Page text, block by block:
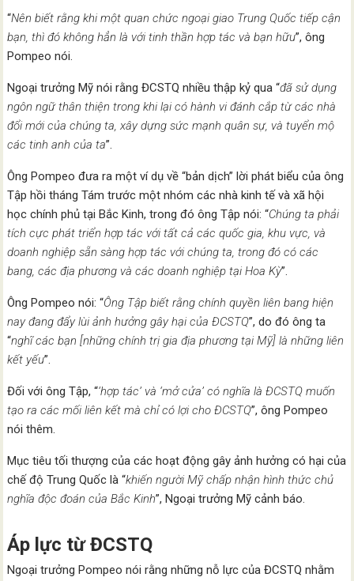
“Nên biết rằng khi một quan chức ngoại giao Trung Quốc tiếp cận
bạn, thì đó không hẳn là với tinh thần hợp tác và bạn hữu”, ông
Pompeo nói.
Ngoại trưởng Mỹ nói rằng ĐCSTQ nhiều thập kỷ qua “đã sử dụng
ngôn ngữ thân thiện trong khi lại có hành vi đánh cắp từ các nhà
đổi mới của chúng ta, xây dựng sức mạnh quân sự, và tuyển mộ
các tinh anh của ta”.
Ông Pompeo đưa ra một ví dụ về “bản dịch” lời phát biểu của ông
Tập hồi tháng Tám trước một nhóm các nhà kinh tế và xã hội
học chính phủ tại Bắc Kinh, trong đó ông Tập nói: “Chúng ta phải
tích cực phát triển hợp tác với tất cả các quốc gia, khu vực, và
doanh nghiệp sẵn sàng hợp tác với chúng ta, trong đó có các
bang, các địa phương và các doanh nghiệp tại Hoa Kỳ”.
Ông Pompeo nói: “Ông Tập biết rằng chính quyền liên bang hiện
nay đang đẩy lùi ảnh hưởng gây hại của ĐCSTQ”, do đó ông ta
“nghĩ các bạn [những chính trị gia địa phương tại Mỹ] là những liên
kết yếu”.
Đối với ông Tập, “‘hợp tác’ và ‘mở cửa’ có nghĩa là ĐCSTQ muốn
tạo ra các mối liên kết mà chỉ có lợi cho ĐCSTQ”, ông Pompeo
nói thêm.
Mục tiêu tối thượng của các hoạt động gây ảnh hưởng có hại của
chế độ Trung Quốc là “khiến người Mỹ chấp nhận hình thức chủ
nghĩa độc đoán của Bắc Kinh”, Ngoại trưởng Mỹ cảnh báo.
Áp lực từ ĐCSTQ
Ngoại trưởng Pompeo nói rằng những nỗ lực của ĐCSTQ nhằm